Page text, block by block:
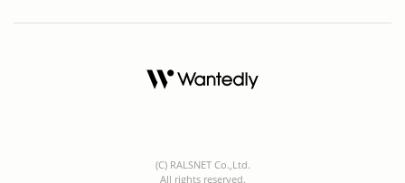
(C) RALSNET Co.,Ltd.
All rights reserved.